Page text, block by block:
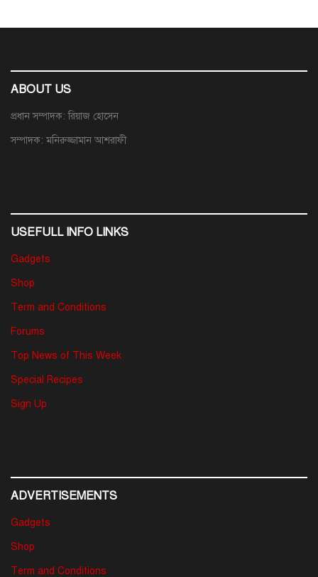
ABOUT US
প্রধান সম্পাদক: রিয়াজ হোসেন
সম্পাদক: মনিরুজ্জামান আশরাফী
USEFULL INFO LINKS
Gadgets
Shop
Term and Conditions
Forums
Top News of This Week
Special Recipes
Sign Up
ADVERTISEMENTS
Gadgets
Shop
Term and Conditions